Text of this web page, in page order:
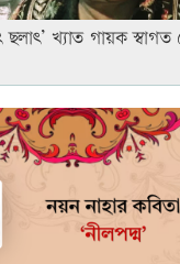
ছলাৎ’ খ্যাত গায়ক স্বাগত